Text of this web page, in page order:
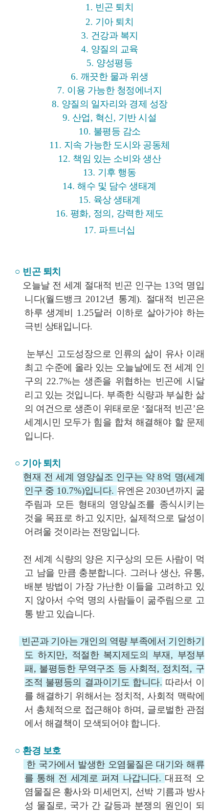
1. 빈곤 퇴치
2. 기아 퇴치
3. 건강과 복지
4. 양질의 교육
5. 양성평등
6. 깨끗한 물과 위생
7. 이용 가능한 청정에너지
8. 양질의 일자리와 경제 성장
9. 산업, 혁신, 기반 시설
10. 불평등 감소
11. 지속 가능한 도시와 공동체
12. 책임 있는 소비와 생산
13. 기후 행동
14.해수 및 담수 생태계
15. 육상 생태계
16. 평화, 정의 , 강력한 제도
17. 파트너십
○ 빈곤 퇴치
오늘날 전 세계 절대적 빈곤 인구는 13억 명입
니다(월드뱅크2012년 통계 ). 절대적 빈곤은
하루 생계비 1.25달러 이하로 살아가야 하는
극빈 상태입니다.
눈부신 고도성장으로 인류의 삶이 유사 이래
최고 수준에 올라 있는 오늘날에도 전 세계 인
구의 22.7%는 생존을 위협하는 빈곤에 시달
리고 있는 것입니다. 부족한 식량과 부실한 삶
의 여건으로 생존이 위태로운 ‘절대적 빈곤’은
세계시민 모두가 힘을 합쳐 해결해야 할 문제
입니다.
○ 기아 퇴치
현재 전 세계 영양실조 인구는 약8억 명(세계
인구 중 10.7%)입니다. 유엔은 2030년까지 굶
주림과 모든 형태의 영양실조를 종식시키는
것을 목표로 하고 있지만, 실제적으로 달성이
어려울 것이라는 전망입니다.
전 세계 식량의 양은 지구상의 모든 사람이 먹
고 남을 만큼 충분합니다. 그러나 생산, 유통,
배분 방법이 가장 가난한 이들을 고려하고 있
지 않아서 수억 명의 사람들이 굶주림으로 고
통 받고 있습니다.
빈곤과 기아는 개인의 역량 부족에서 기인하기
도 하지만, 적절한 복지제도의 부재 , 부정부
패 , 불평등한 무역구조 등 사회적, 정치적, 구
조적 불평등의 결과이기도 합니다. 따라서 이
를 해결하기 위해서는 정치적, 사회적 맥락에
서 총체적으로 접근해야 하며 , 글로벌한 관점
에서 해결책이 모색되어야 합니다.
○ 환경 보호
한 국가에서 발생한 오염물질은 대기와 해류
를 통해 전 세계로 퍼져 나갑니다. 대표적 오
염물질은 황사와 미세먼지 , 선박 기름과 방사
성 물질로, 국가 간 갈등과 분쟁의 원인이 되